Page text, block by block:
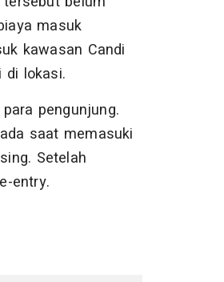
masuk
kawasan Candi
di lokasi.
pengunjung.
saat memasuki
Setelah
entry.